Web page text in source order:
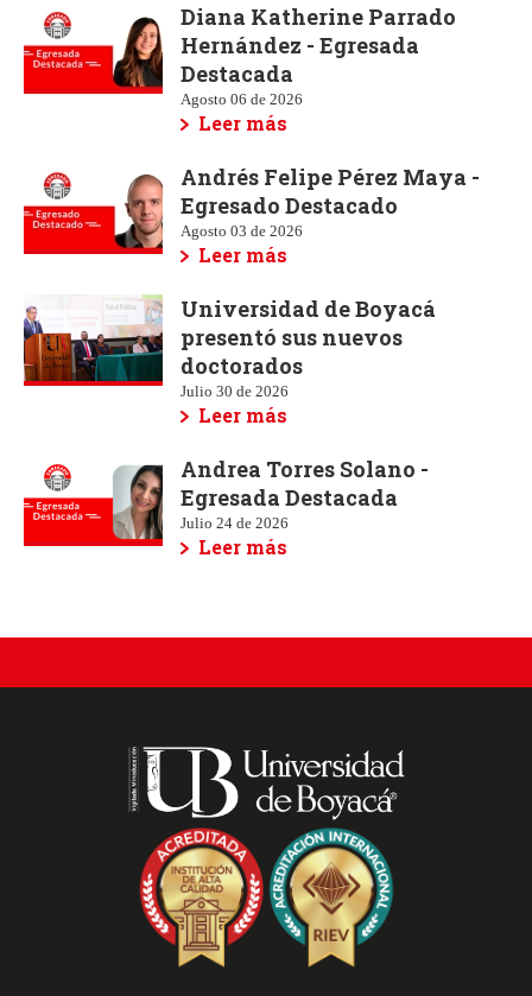
Diana Katherine Parrado
Hernández - Egresada
Destacada
Agosto 06 de 2026
Leer más
Andrés Felipe Pérez Maya -
Egresado Destacado
Agosto 03 de 2026
Leer más
Universidad de Boyacá
presentó sus nuevos
doctorados
Julio 30 de 2026
Leer más
Andrea Torres Solano -
Egresada Destacada
Julio 24 de 2026
Leer más